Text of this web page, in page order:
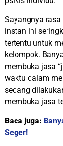
Sayangnya
instan ini
tertentu untuk
kelompok.
membuka jasa
waktu dalam
sedang
membuka jasa
Baca juga:
Seger!